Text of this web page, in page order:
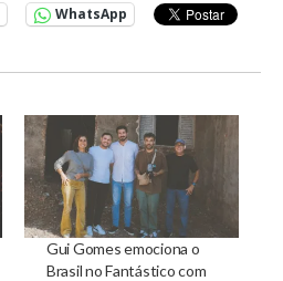
WhatsApp
Gui Gomes emociona o
Brasil no Fantástico com